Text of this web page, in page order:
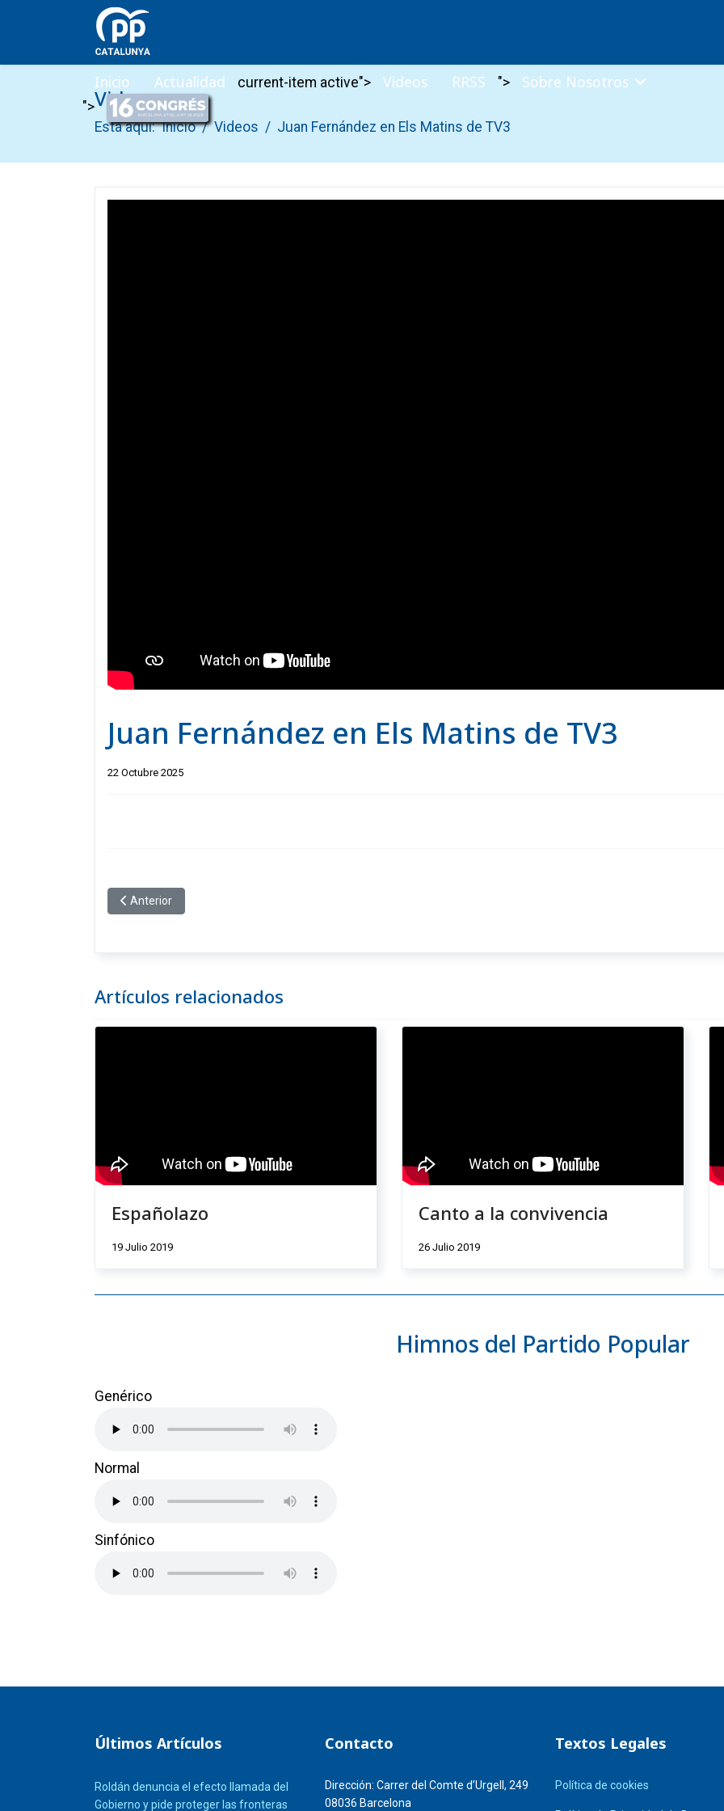
Inicio Actualidad current-item active"> Videos RRSS "> Sobre Nosotros
">Videos
Está aquí:Inicio Videos Juan Fernández en Els Matins de TV3
Juan Fernández en Els Matins de TV3
22 Octubre 2025
Artículo anterior: Si digo "Chili", Illa se transforma en Chucky
Anterior
Artículos relacionados
Españolazo
19 Julio 2019
Canto a la convivencia
26 Julio 2019
Himnos del Partido Popular
Genérico
Normal
Sinfónico
Últimos Artículos
Roldán denuncia el efecto llamada del
Gobierno y pide proteger las fronteras
Contacto
Dirección: Carrer del Comte d’Urgell, 249
08036 Barcelona
Textos Legales
Política de cookies